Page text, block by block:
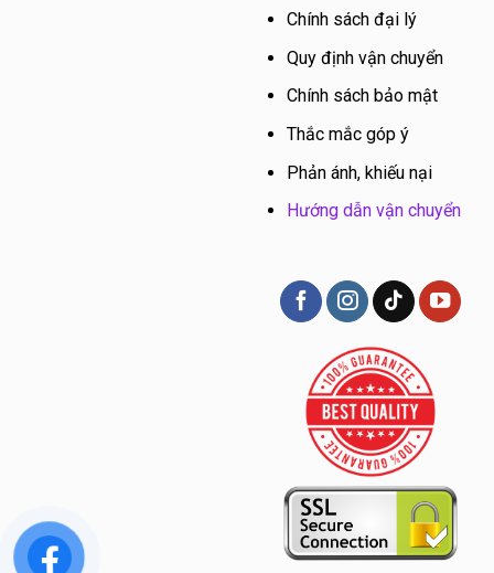
Chính sách đại lý
Quy định vận chuyển
Chính sách bảo mật
Thắc mắc góp ý
Phản ánh, khiếu nại
Hướng dẫn vận chuyển